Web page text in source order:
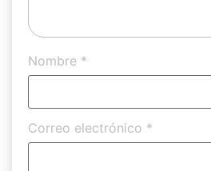
Nombre *
Correo electrónico *